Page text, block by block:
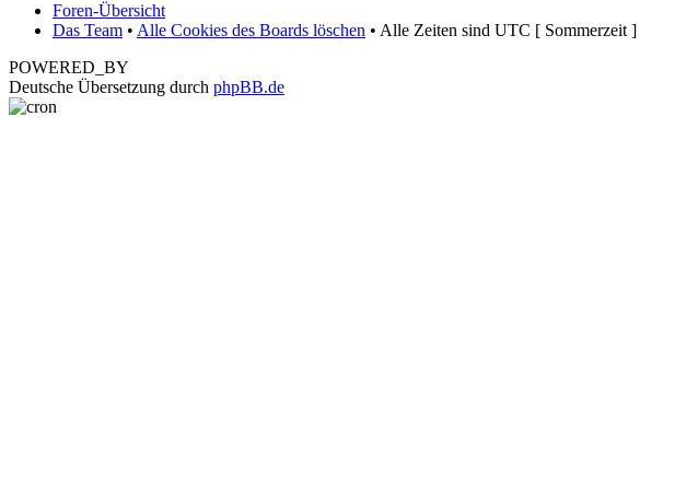
Foren-Übersicht
Das Team • Alle Cookies des Boards löschen • Alle Zeiten sind UTC [ Sommerzeit ]
POWERED_BY
Deutsche Übersetzung durch phpBB.de